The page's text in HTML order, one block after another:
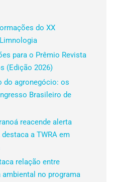
do XX
para o Prêmio Revista
(Edição 2026)
do agronegócio: os
Brasileiro de
reacende alerta
a TWRA em
relação entre
no programa